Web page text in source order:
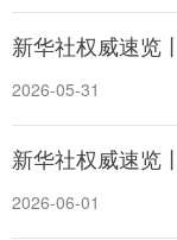
新华社权威速览
2026-05-31
新华社权威速览
2026-06-01